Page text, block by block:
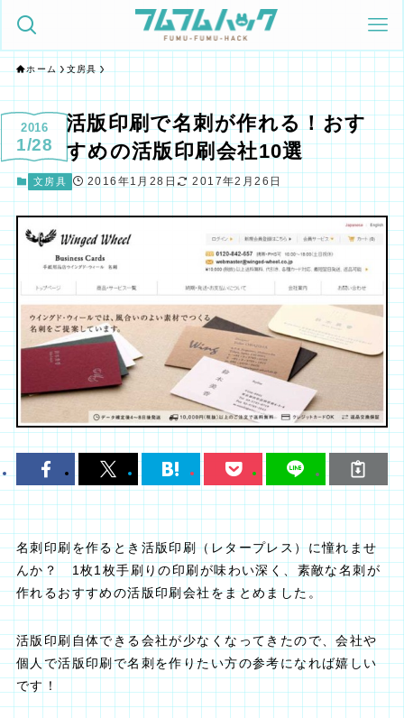
ホーム 文房具
活版印刷で名刺が作れる！おす
すめの活版印刷会社10選
2016
1/28
文房具 2016年1月28日 2017年2月26日
名刺印刷を作るとき活版印刷（レタープレス）に憧れませ
んか？ 1枚1枚手刷りの印刷が味わい深く、素敵な名刺が
作れるおすすめの活版印刷会社をまとめました。
活版印刷自体できる会社が少なくなってきたので、会社や
個人で活版印刷で名刺を作りたい方の参考になれば嬉しい
です！